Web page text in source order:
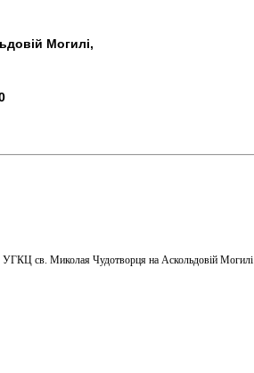
Могилі,
УГКЦ св. Миколая Чудотворця на Аскольдовій Могилі